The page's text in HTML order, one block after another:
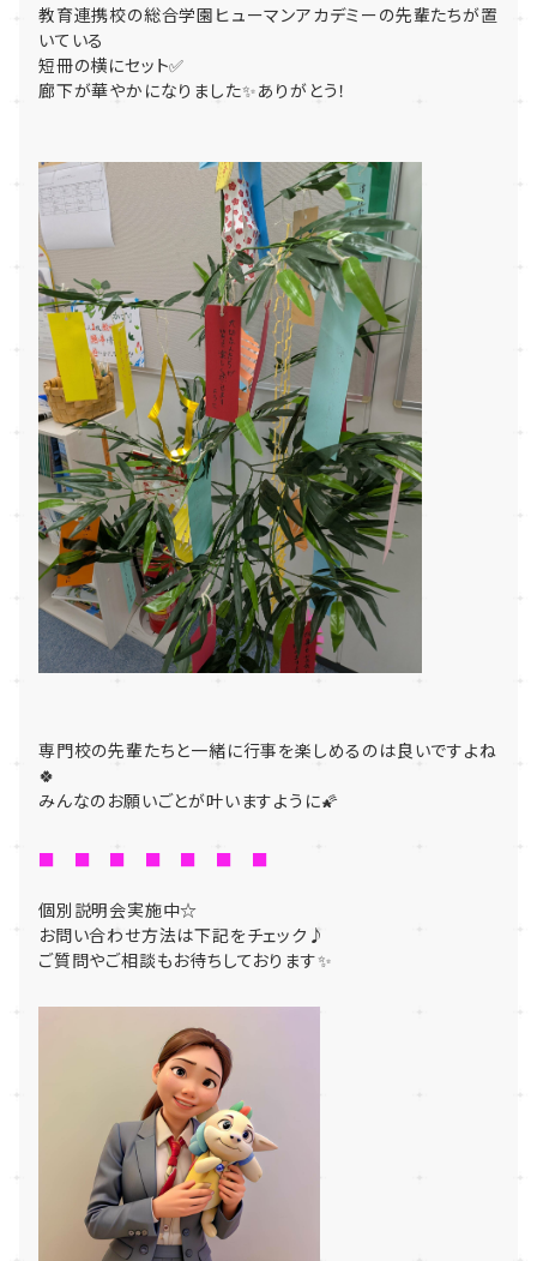
教育連携校の総合学園ヒューマンアカデミーの先輩たちが置
いている
短冊の横にセット✅
廊下が華やかになりました✨ありがとう！
専門校の先輩たちと一緒に行事を楽しめるのは良いですよね
🍀
みんなのお願いごとが叶いますように🌠
■ ■ ■ ■ ■ ■ ■
個別説明会実施中☆
お問い合わせ方法は下記をチェック♪
ご質問やご相談もお待ちしております✨